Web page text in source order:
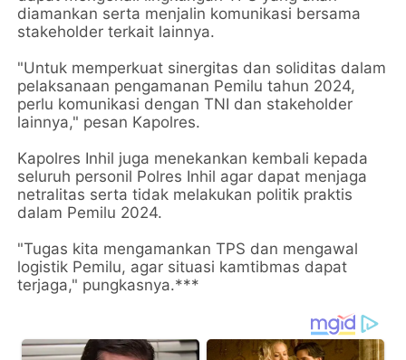
diamankan serta menjalin komunikasi bersama
stakeholder terkait lainnya.
"Untuk memperkuat sinergitas dan soliditas dalam
pelaksanaan pengamanan Pemilu tahun 2024,
perlu komunikasi dengan TNI dan stakeholder
lainnya," pesan Kapolres.
Kapolres Inhil juga menekankan kembali kepada
seluruh personil Polres Inhil agar dapat menjaga
netralitas serta tidak melakukan politik praktis
dalam Pemilu 2024.
"Tugas kita mengamankan TPS dan mengawal
logistik Pemilu, agar situasi kamtibmas dapat
terjaga," pungkasnya.***